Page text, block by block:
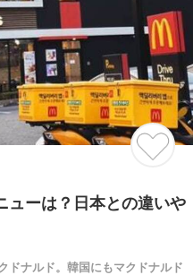
ューは？日本との違いや
ドナルド。韓国にもマクドナルド